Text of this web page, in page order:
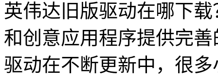
英伟达旧版驱动在哪下
和创意应用程序提供完
驱动在不断更新中，很